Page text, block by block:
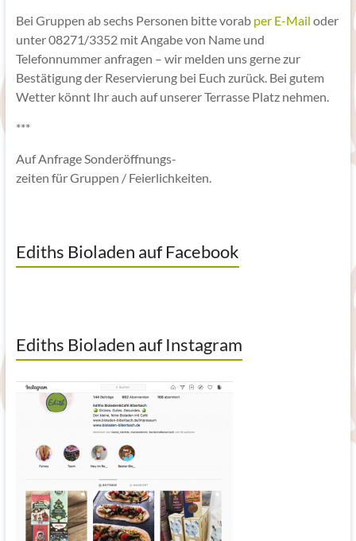
Bei Gruppen ab sechs Personen bitte vorab per E-Mail oder
unter 08271/3352 mit Angabe von Name und
Telefonnummer anfragen – wir melden uns gerne zur
Bestätigung der Reservierung bei Euch zurück. Bei gutem
Wetter könnt Ihr auch auf unserer Terrasse Platz nehmen.
***
Auf Anfrage Sonderöffnungs-
zeiten für Gruppen / Feierlichkeiten.
Ediths Bioladen auf Facebook
Ediths Bioladen auf Instagram